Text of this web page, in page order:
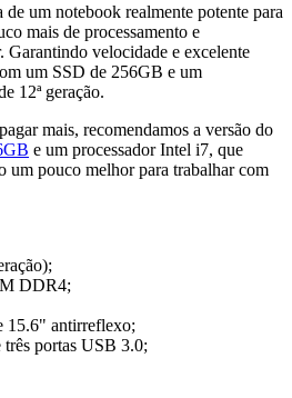
um notebook realmente potente para
mais de processamento e
Garantindo velocidade e excelente
um SSD de 256GB e um
12ª geração.
mais, recomendamos a versão do
e um processador Intel i7, que
um pouco melhor para trabalhar com
DDR4;
antirreflexo;
portas USB 3.0;